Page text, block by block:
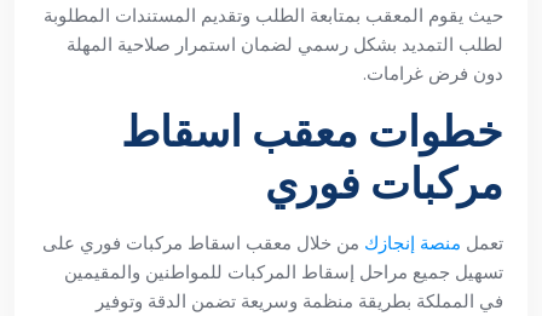
حيث يقوم المعقب بمتابعة الطلب وتقديم المستندات المطلوبة
لطلب التمديد بشكل رسمي لضمان استمرار صلاحية المهلة
دون فرض غرامات.
خطوات معقب اسقاط
مركبات فوري
تعمل منصة إنجازك من خلال معقب اسقاط مركبات فوري على
تسهيل جميع مراحل إسقاط المركبات للمواطنين والمقيمين
في المملكة بطريقة منظمة وسريعة تضمن الدقة وتوفير